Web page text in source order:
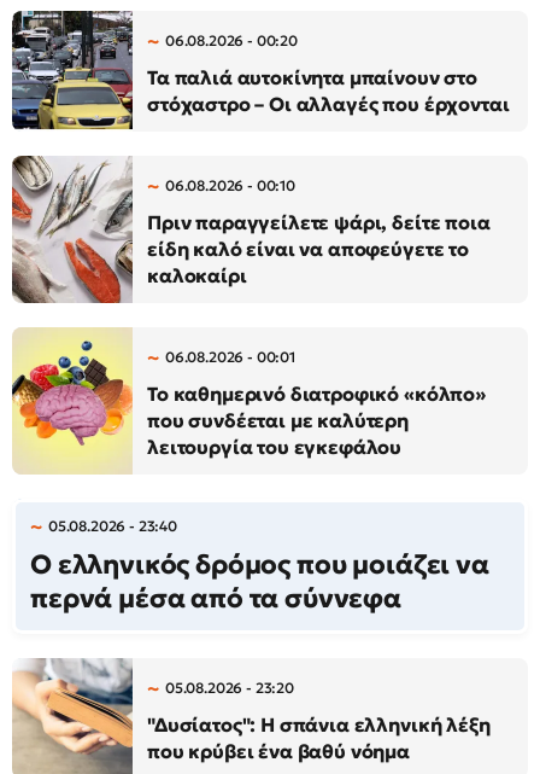
06.08.2026 - 00:20
Τα παλιά αυτοκίνητα μπαίνουν στο
στόχαστρο – Οι αλλαγές που έρχονται
06.08.2026 - 00:10
Πριν παραγγείλετε ψάρι, δείτε ποια
είδη καλό είναι να αποφεύγετε το
καλοκαίρι
06.08.2026 - 00:01
Το καθημερινό διατροφικό «κόλπο»
που συνδέεται με καλύτερη
λειτουργία του εγκεφάλου
05.08.2026 - 23:40
Ο ελληνικός δρόμος που μοιάζει να
περνά μέσα από τα σύννεφα
05.08.2026 - 23:20
"Δυσίατος": Η σπάνια ελληνική λέξη
που κρύβει ένα βαθύ νόημα